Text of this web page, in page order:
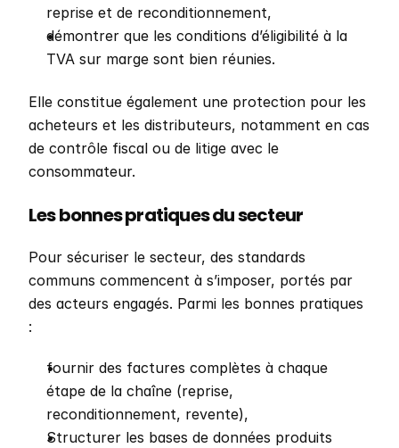
reprise et de reconditionnement,
démontrer que les conditions d’éligibilité à la
TVA sur marge sont bien réunies.
Elle constitue également une protection pour les
acheteurs et les distributeurs, notamment en cas
de contrôle fiscal ou de litige avec le
consommateur.
Les bonnes pratiques du secteur
Pour sécuriser le secteur, des standards
communs commencent à s’imposer, portés par
des acteurs engagés. Parmi les bonnes pratiques
:
fournir des factures complètes à chaque
étape de la chaîne (reprise,
reconditionnement, revente),
Structurer les bases de données produits